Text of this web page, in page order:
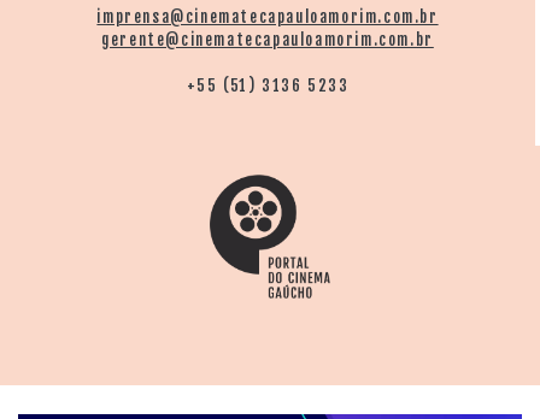
imprensa@cinematecapauloamorim.com.br
gerente@cinematecapauloamorim.com.br
+55 (51) 3136 5233